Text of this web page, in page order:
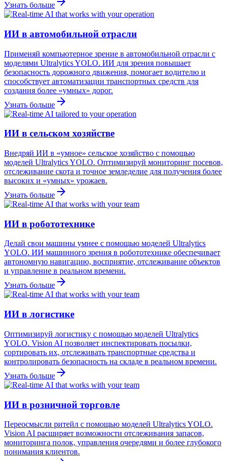
Узнать больше
ИИ в автомобильной отрасли
Применяй компьютерное зрение в автомобильной отрасли с
моделями Ultralytics YOLO. ИИ для зрения повышает
безопасность дорожного движения, помогает водителю и
способствует автоматизации транспортных средств для
создания более «умных» дорог.
Узнать больше
ИИ в сельском хозяйстве
Внедряй ИИ в «умное» сельское хозяйство с помощью
моделей Ultralytics YOLO. Оптимизируй мониторинг посевов,
отслеживание скота и точное земледелие для получения более
высоких и «умных» урожаев.
Узнать больше
ИИ в робототехнике
Делай свои машины умнее с помощью моделей Ultralytics
YOLO. ИИ машинного зрения в робототехнике обеспечивает
автономную навигацию, восприятие, отслеживание объектов
и управление в реальном времени.
Узнать больше
ИИ в логистике
Оптимизируй логистику с помощью моделей Ultralytics
YOLO. Vision AI позволяет инспектировать посылки,
сортировать их, отслеживать транспортные средства и
контролировать безопасность на складе в реальном времени.
Узнать больше
ИИ в розничной торговле
Переосмысли ритейл с помощью моделей Ultralytics YOLO.
Vision AI расширяет возможности отслеживания запасов,
мониторинга полок, управления очередями и более глубокого
понимания клиентов.